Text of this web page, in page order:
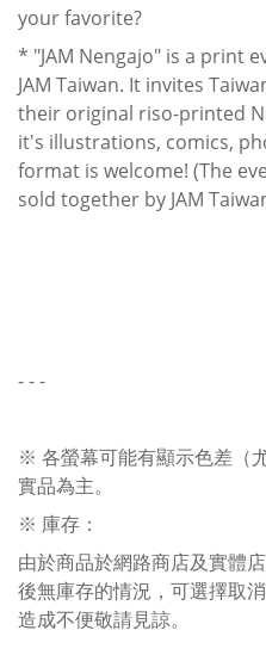
your favorite?
* "JAM Nengajo" is a print
JAM Taiwan. It invites
their original riso-printed
it's illustrations, comics,
format is welcome! (The
sold together by JAM
- - -
※ 各螢幕可能有顯示色差（
實品為主。
※ 庫存：
由於商品於網路商店及實體
後無庫存的情況，可選擇取
造成不便敬請見諒。